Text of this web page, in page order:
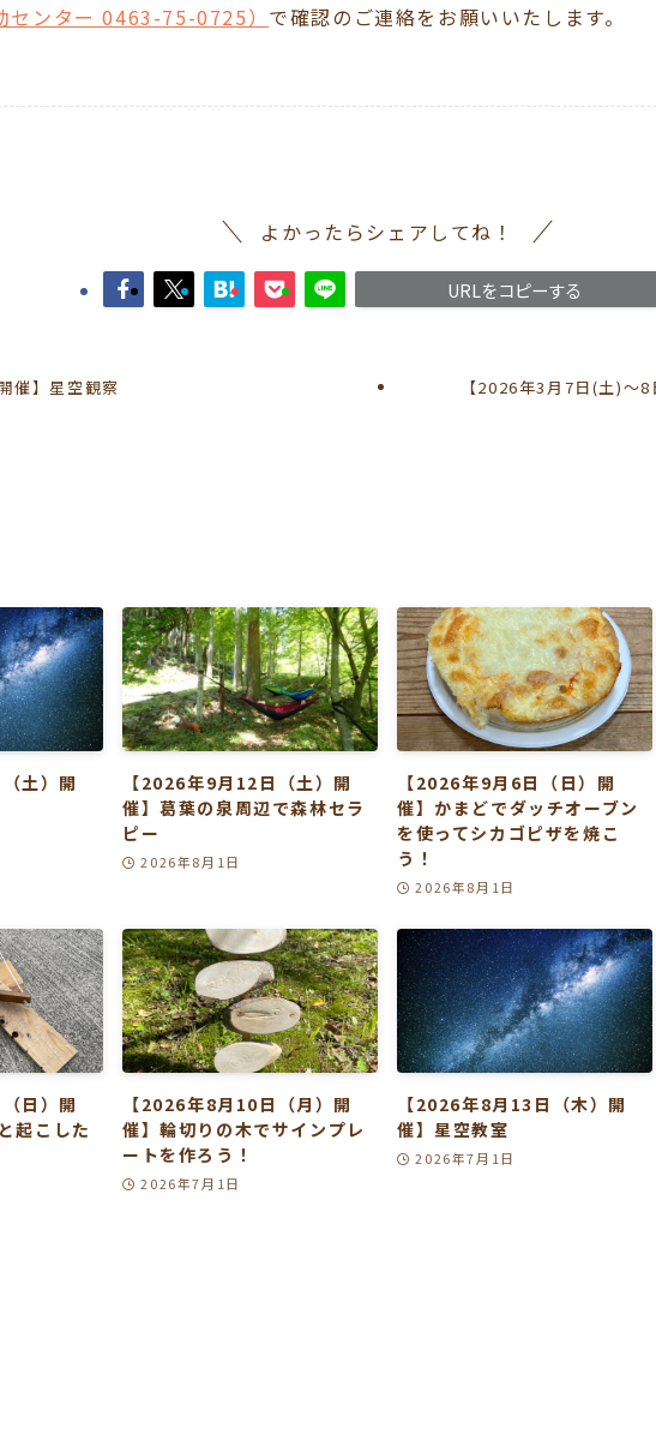
センター 0463-75-0725） で確認のご連絡をお願いいたします。
よかったらシェアしてね！
URLをコピーする
催】星空観察 【2026年3月7日(土)～
土）開
【2026年9月12日（土）開
催】葛葉の泉周辺で森林セラ
ピー
2026年8月1日
【2026年9月6日（日）開
催】かまどでダッチオーブン
を使ってシカゴピザを焼こ
う！
2026年8月1日
日）開
起こした
【2026年8月10日（月）開
催】輪切りの木でサインプレ
ートを作ろう！
2026年7月1日
【2026年8月13日（木）開
催】星空教室
2026年7月1日